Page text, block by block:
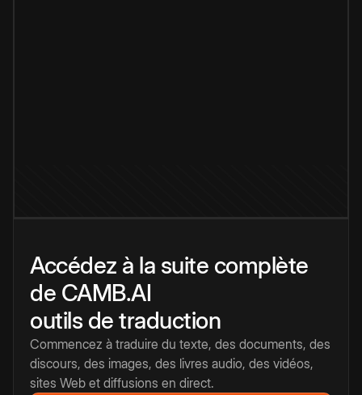
Accédez à la suite complète
de CAMB.AI
outils de traduction
Commencez à traduire du texte, des documents, des
discours, des images, des livres audio, des vidéos,
sites Web et diffusions en direct.